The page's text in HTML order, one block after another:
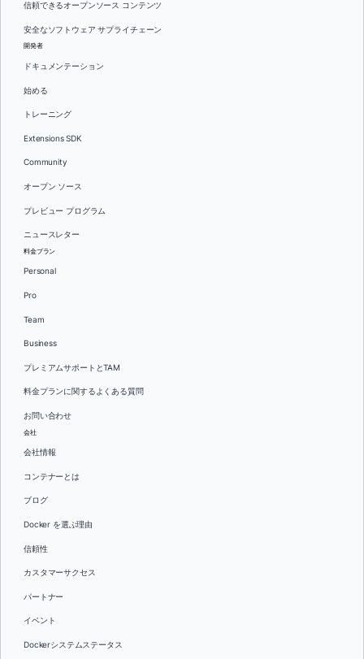
信頼できるオープンソース コンテンツ
安全なソフトウェア サプライチェーン
開発者
ドキュメンテーション
始める
トレーニング
Extensions SDK
Community
オープン ソース
プレビュー プログラム
ニュースレター
料金プラン
Personal
Pro
Team
Business
プレミアムサポートとTAM
料金プランに関するよくある質問
お問い合わせ
会社
会社情報
コンテナーとは
ブログ
Docker を選ぶ理由
信頼性
カスタマーサクセス
パートナー
イベント
Dockerシステムステータス